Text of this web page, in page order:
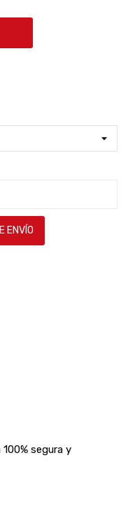
ENVÍO
segura y